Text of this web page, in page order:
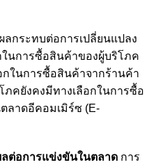
กระทบต่อการเปลี่ยนแปลง
นการซื้อสินค้าของผู้บริโภค
ในการซื้อสินค้าจากร้านค้า
คยังคงมีทางเลือกในการซื้อ
ลาดอีคอมเมิร์ซ (E-
ต่อการแข่งขันในตลาด การ